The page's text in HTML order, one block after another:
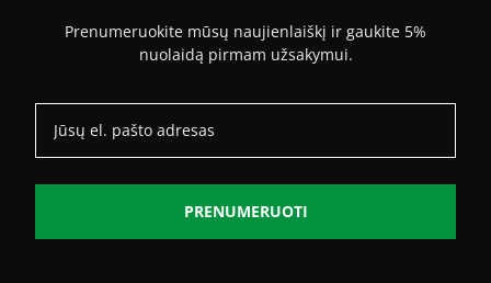
Prenumeruokite mūsų naujienlaiškį ir gaukite 5%
nuolaidą pirmam užsakymui.
PRENUMERUOTI